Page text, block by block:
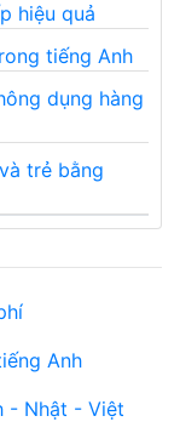
hiệu quả
tiếng Anh
dụng hàng
trẻ bằng
Anh
- Nhật - Việt